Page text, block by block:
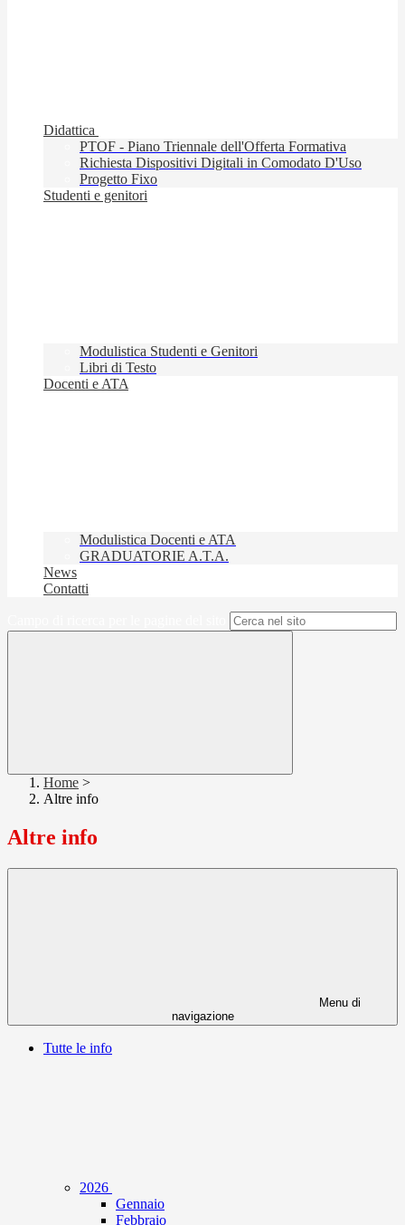
Didattica
PTOF - Piano Triennale dell'Offerta Formativa
Richiesta Dispositivi Digitali in Comodato D'Uso
Progetto Fixo
Studenti e genitori
Modulistica Studenti e Genitori
Libri di Testo
Docenti e ATA
Modulistica Docenti e ATA
GRADUATORIE A.T.A.
News
Contatti
Home >
Altre info
Altre info
Menu di
navigazione
Tutte le info
2026
Gennaio
Febbraio